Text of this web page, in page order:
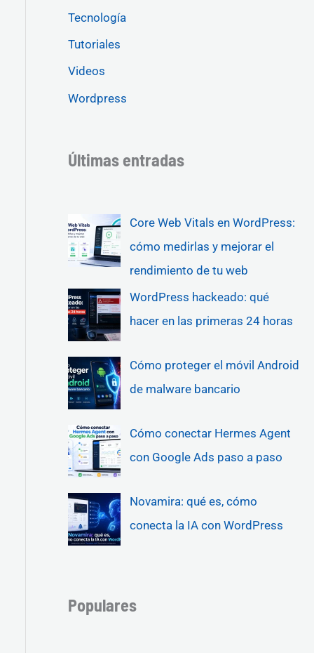
Tecnología
Tutoriales
Videos
Wordpress
Últimas entradas
Core Web Vitals en WordPress:
cómo medirlas y mejorar el
rendimiento de tu web
WordPress hackeado: qué
hacer en las primeras 24 horas
Cómo proteger el móvil Android
de malware bancario
Cómo conectar Hermes Agent
con Google Ads paso a paso
Novamira: qué es, cómo
conecta la IA con WordPress
Populares